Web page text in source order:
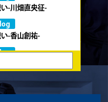
-川畑直央征-
-香山創祐-
-金本亮斗-
-岡本光樹-